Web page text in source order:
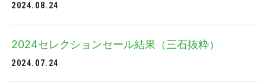
2024.08.24
2024セレクションセール結果（三石抜粋）
2024.07.24